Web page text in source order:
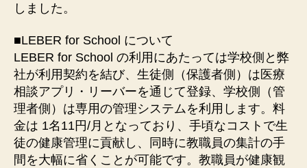
しました。
■LEBER for School について
LEBER for School の利用にあたっては学校側と弊
社が利用契約を結び、生徒側（保護者側）は医療
相談アプリ・リーバーを通じて登録、学校側（管
理者側）は専用の管理システムを利用します。料
金は 1名11円/月となっており、手頃なコストで生
徒の健康管理に貢献し、同時に教職員の集計の手
間を大幅に省くことが可能です。教職員が健康観